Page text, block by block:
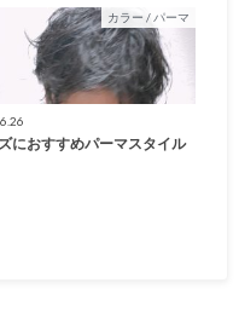
カラー / パーマ
におすすめパーマスタイル